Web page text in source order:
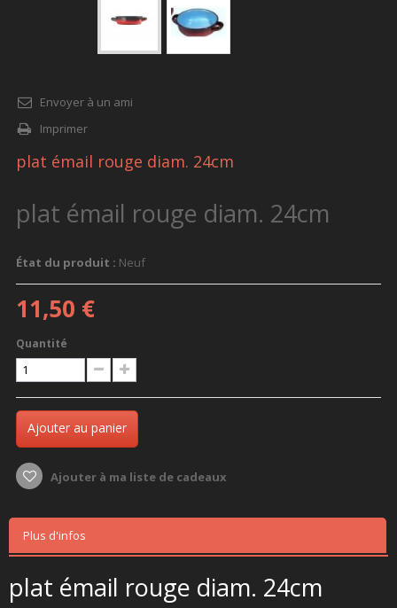
Envoyer à un ami
Imprimer
plat émail rouge diam. 24cm
plat émail rouge diam. 24cm
État du produit : Neuf
11,50 €
Quantité
Ajouter au panier
Ajouter à ma liste de cadeaux
Plus d'infos
plat émail rouge diam. 24cm